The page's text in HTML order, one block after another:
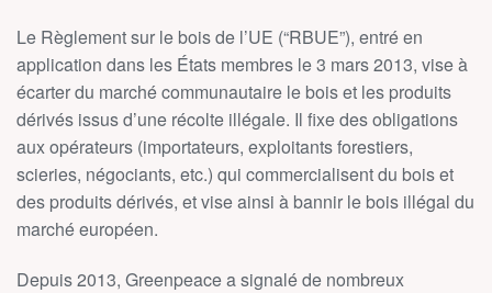
Le Règlement sur le bois de l’UE (“RBUE”), entré en
application dans les États membres le 3 mars 2013, vise à
écarter du marché communautaire le bois et les produits
dérivés issus d’une récolte illégale. Il fixe des obligations
aux opérateurs (importateurs, exploitants forestiers,
scieries, négociants, etc.) qui commercialisent du bois et
des produits dérivés, et vise ainsi à bannir le bois illégal du
marché européen.
Depuis 2013, Greenpeace a signalé de nombreux